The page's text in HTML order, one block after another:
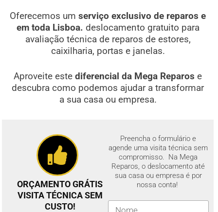
Oferecemos um serviço exclusivo de reparos e
em toda Lisboa. deslocamento gratuito para
avaliação técnica de reparos de estores,
caixilharia, portas e janelas.
Aproveite estediferencial da Mega Reparos e
descubra como podemos ajudar a transformar
a sua casa ou empresa.
ORÇAMENTO GRÁTIS
VISITA TÉCNICA SEM
CUSTO!
Preencha o formulário e
agende uma visita técnica sem
compromisso. Na Mega
Reparos, o deslocamento até
sua casa ou empresa é por
nossa conta!